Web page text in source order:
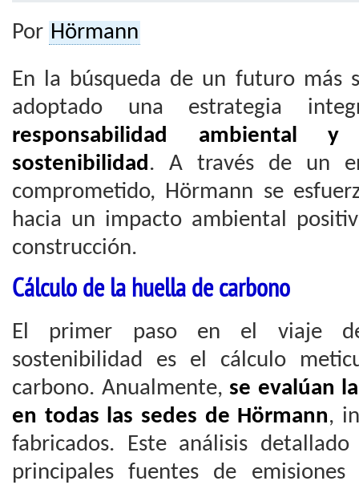
Por Hörmann
En la búsqueda de un futuro más
adoptado una estrategia
responsabilidad ambiental
sostenibilidad. A través de un
comprometido, Hörmann se
hacia un impacto ambiental
construcción.
Cálculo de la huella de carbono
El primer paso en el viaje
sostenibilidad es el cálculo
carbono. Anualmente, se evalúan
en todas las sedes de Hörmann,
fabricados. Este análisis
principales fuentes de